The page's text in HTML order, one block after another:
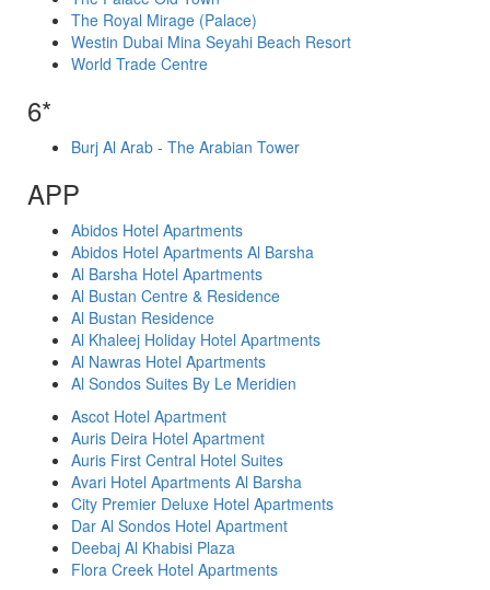
The Royal Mirage (Palace)
Westin Dubai Mina Seyahi Beach Resort
World Trade Centre
6*
Burj Al Arab - The Arabian Tower
APP
Abidos Hotel Apartments
Abidos Hotel Apartments Al Barsha
Al Barsha Hotel Apartments
Al Bustan Centre & Residence
Al Bustan Residence
Al Khaleej Holiday Hotel Apartments
Al Nawras Hotel Apartments
Al Sondos Suites By Le Meridien
Ascot Hotel Apartment
Auris Deira Hotel Apartment
Auris First Central Hotel Suites
Avari Hotel Apartments Al Barsha
City Premier Deluxe Hotel Apartments
Dar Al Sondos Hotel Apartment
Deebaj Al Khabisi Plaza
Flora Creek Hotel Apartments